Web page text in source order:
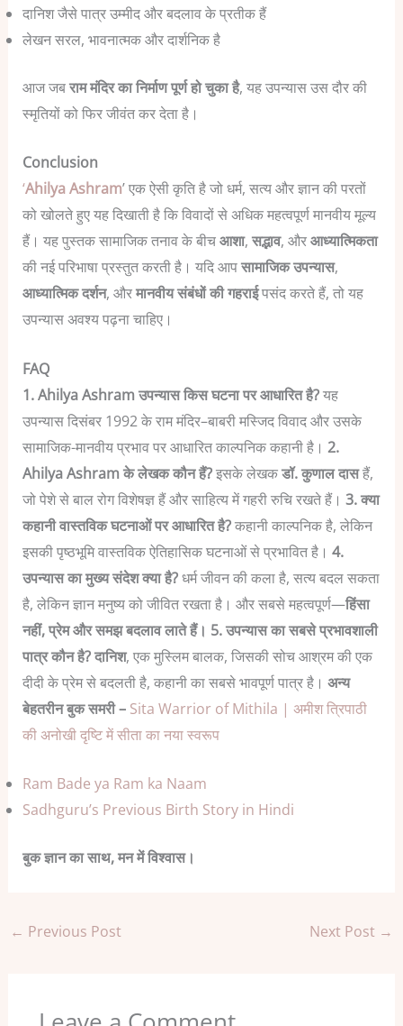
दानिश जैसे पात्र उम्मीद और बदलाव के प्रतीक हैं
लेखन सरल, भावनात्मक और दार्शनिक है
आज जबराम मंदिर का निर्माण पूर्ण हो चुका है, यह उपन्यास उस दौर की
स्मृतियों को फिर जीवंत कर देता है।
Conclusion
‘Ahilya Ashram’ एक ऐसी कृति है जो धर्म, सत्य और ज्ञान की परतों
को खोलते हुए यह दिखाती है कि विवादों से अधिक महत्वपूर्ण मानवीय मूल्य
हैं। यह पुस्तक सामाजिक तनाव के बीचआशा, सद्भाव, औरआध्यात्मिकता
की नई परिभाषा प्रस्तुत करती है। यदि आपसामाजिक उपन्यास,
आध्यात्मिक दर्शन, औरमानवीय संबंधों की गहराईपसंद करते हैं, तो यह
उपन्यास अवश्य पढ़ना चाहिए।
FAQ
1. Ahilya Ashram उपन्यास किस घटना पर आधारित है?यह
उपन्यास दिसंबर 1992 के राम मंदिर–बाबरी मस्जिद विवाद और उसके
सामाजिक-मानवीय प्रभाव पर आधारित काल्पनिक कहानी है। 2.
Ahilya Ashram के लेखक कौन हैं?इसके लेखकडॉ. कुणाल दासहैं,
जो पेशे से बाल रोग विशेषज्ञ हैं और साहित्य में गहरी रुचि रखते हैं। 3. क्या
कहानी वास्तविक घटनाओं पर आधारित है?कहानी काल्पनिक है, लेकिन
इसकी पृष्ठभूमि वास्तविक ऐतिहासिक घटनाओं से प्रभावित है। 4.
उपन्यास का मुख्य संदेश क्या है?धर्म जीवन की कला है, सत्य बदल सकता
है, लेकिन ज्ञान मनुष्य को जीवित रखता है। और सबसे महत्वपूर्ण—हिंसा
नहीं, प्रेम और समझ बदलाव लाते हैं। 5. उपन्यास का सबसे प्रभावशाली
पात्र कौन है?दानिश, एक मुस्लिम बालक, जिसकी सोच आश्रम की एक
दीदी के प्रेम से बदलती है, कहानी का सबसे भावपूर्ण पात्र है। अन्य
बेहतरीन बुक समरी – Sita Warrior of Mithila | अमीश त्रिपाठी
की अनोखी दृष्टि में सीता का नया स्वरूप
Ram Bade ya Ram ka Naam
Sadhguru’s Previous Birth Story in Hindi
बुक ज्ञान का साथ, मन में विश्वास।
← Previous Post Next Post →